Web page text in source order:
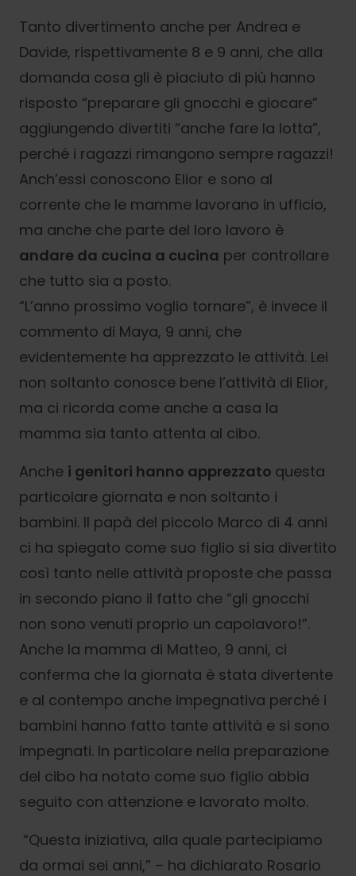
Tanto divertimento anche per Andrea e
Davide, rispettivamente 8 e 9 anni, che alla
domanda cosa gli è piaciuto di più hanno
risposto “preparare gli gnocchi e giocare”
aggiungendo divertiti “anche fare la lotta”,
perché i ragazzi rimangono sempre ragazzi!
Anch’essi conoscono Elior e sono al
corrente che le mamme lavorano in ufficio,
ma anche che parte del loro lavoro è
andare da cucina a cucina per controllare
che tutto sia a posto.
“L’anno prossimo voglio tornare”, è invece il
commento di Maya, 9 anni, che
evidentemente ha apprezzato le attività. Lei
non soltanto conosce bene l’attività di Elior,
ma ci ricorda come anche a casa la
mamma sia tanto attenta al cibo.
Anche i genitori hanno apprezzato questa
particolare giornata e non soltanto i
bambini. Il papà del piccolo Marco di 4 anni
ci ha spiegato come suo figlio si sia divertito
così tanto nelle attività proposte che passa
in secondo piano il fatto che “gli gnocchi
non sono venuti proprio un capolavoro!”.
Anche la mamma di Matteo, 9 anni, ci
conferma che la giornata è stata divertente
e al contempo anche impegnativa perché i
bambini hanno fatto tante attività e si sono
impegnati. In particolare nella preparazione
del cibo ha notato come suo figlio abbia
seguito con attenzione e lavorato molto.
“Questa iniziativa, alla quale partecipiamo
da ormai sei anni,” – ha dichiarato Rosario